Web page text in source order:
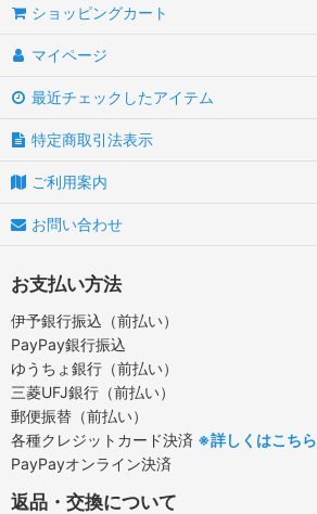
ショッピングカート
マイページ
最近チェックしたアイテム
特定商取引法表示
ご利用案内
お問い合わせ
お支払い方法
伊予銀行振込（前払い）
PayPay銀行振込
ゆうちょ銀行（前払い）
三菱UFJ銀行（前払い）
郵便振替（前払い）
各種クレジットカード決済 ※詳しくはこちら
PayPayオンライン決済
返品・交換について